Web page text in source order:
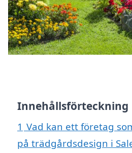
Innehållsförteckning
1 Vad kan ett företag
på trädgårdsdesign i